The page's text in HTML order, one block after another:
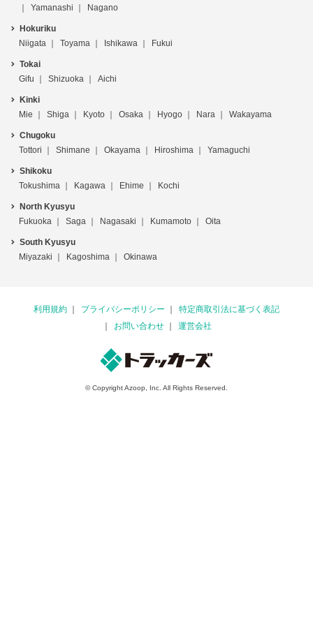
Yamanashi
Nagano
Hokuriku
Niigata
Toyama Ishikawa Fukui
Tokai
Gifu
Shizuoka Aichi
Kinki
Mie
Shiga Kyoto Osaka Hyogo Nara Wakayama
Chugoku
Tottori
Shimane Okayama Hiroshima Yamaguchi
Shikoku
Tokushima
Kagawa Ehime Kochi
North Kyusyu
Fukuoka
Saga Nagasaki Kumamoto Oita
South Kyusyu
Miyazaki
Kagoshima Okinawa
利用規約 プライバシーポリシー
特定商取引法に基づく表記
お問い合わせ
運営会社
© Copyright Azoop, Inc. All Rights Reserved.